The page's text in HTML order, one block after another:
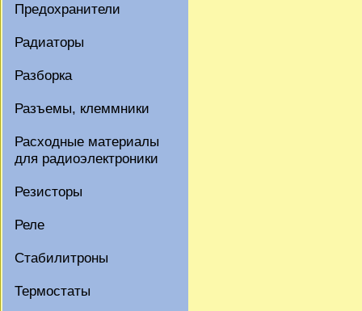
Предохранители
Радиаторы
Разборка
Разъемы, клеммники
Расходные материалы
для радиоэлектроники
Резисторы
Реле
Стабилитроны
Термостаты